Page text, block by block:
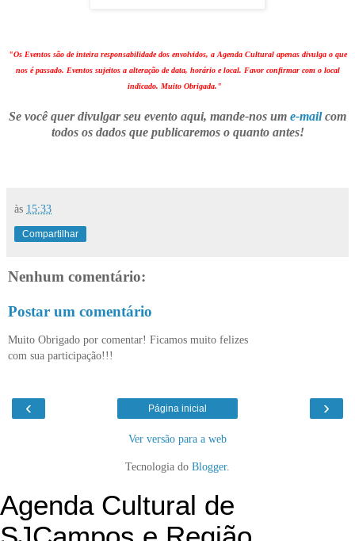
"Os Eventos são de inteira responsabilidade dos envolvidos, a Agenda Cultural apenas divulga o que
nos é passado. Eventos sujeitos a alteração de data, horário e local. Favor confirmar com o local
indicado. Muito Obrigada."
Se você quer divulgar seu evento aqui, mande-nos um e-mailcom
todos os dados que publicaremos o quanto antes!
às 15:33
Compartilhar
Nenhum comentário:
Postar um comentário
Muito Obrigado por comentar! Ficamos muito felizes
com sua participação!!!
‹ ›
Página inicial
Ver versão para a web
Tecnologia do Blogger.
Agenda Cultural de